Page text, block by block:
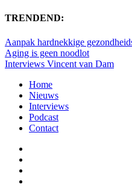
TRENDEND:
Aanpak hardnekkige
Aging is geen noodlot
Interviews Vincent van Dam
Home
Nieuws
Interviews
Podcast
Contact